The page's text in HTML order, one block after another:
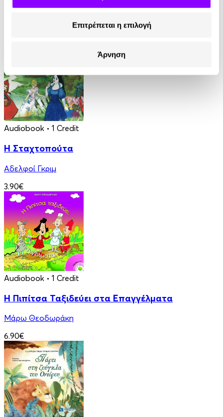
Επιτρέπεται η επιλογή
Άρνηση
Audiobook • 1 Credit
Η Σταχτοπούτα
Αδελφοί Γκριμ
3.90€
Audiobook • 1 Credit
Η Πιπίτσα Ταξιδεύει στα Επαγγέλματα
Μάρω Θεοδωράκη
6.90€